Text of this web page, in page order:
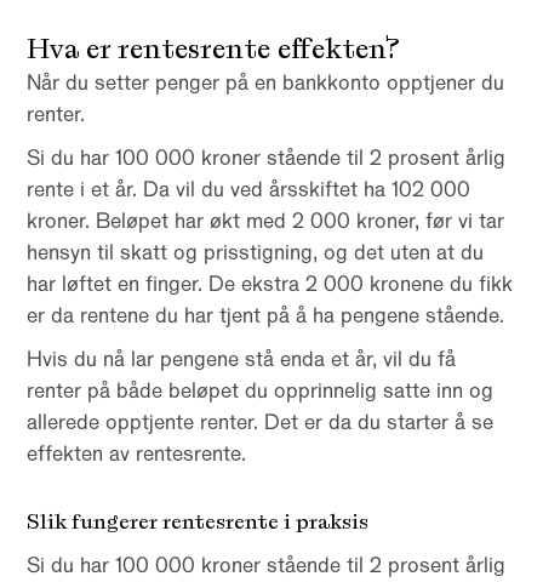
Hva er rentesrente effekten?
Når du setter penger på en bankkonto opptjener du
renter.
Si du har 100 000 kroner stående til 2 prosent årlig
rente i et år. Da vil du ved årsskiftet ha 102 000
kroner. Beløpet har økt med 2 000 kroner, før vi tar
hensyn til skatt og prisstigning, og det uten at du
har løftet en finger. De ekstra 2 000 kronene du fikk
er da rentene du har tjent på å ha pengene stående.
Hvis du nå lar pengene stå enda et år, vil du få
renter på både beløpet du opprinnelig satte inn og
allerede opptjente renter. Det er da du starter å se
effekten av rentesrente.
Slik fungerer rentesrente i praksis
Si du har 100 000 kroner stående til 2 prosent årlig